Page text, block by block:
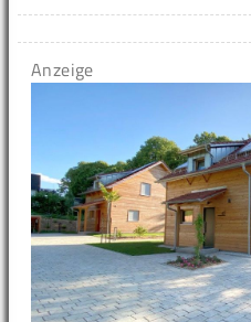
Anzeige